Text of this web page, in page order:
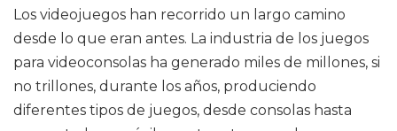
Los videojuegos han recorrido un largo camino
desde lo que eran antes. La industria de los juegos
para videoconsolas ha generado miles de millones, si
no trillones, durante los años, produciendo
diferentes tipos de juegos, desde consolas hasta